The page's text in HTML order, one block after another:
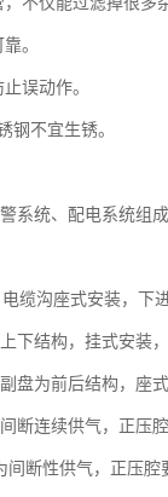
。
误动作。
钢不宜生锈。
系统、配电系统组
缆沟座式安装，下
下结构，挂式安装
盘为前后结构，座
断连续供气，正压
断性供气，正压腔